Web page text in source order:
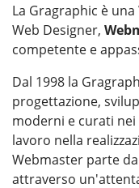
La Gragraphic è
Web Designer,
competente e
Dal 1998 la
progettazione,
moderni e curati
lavoro nella
Webmaster parte
attraverso